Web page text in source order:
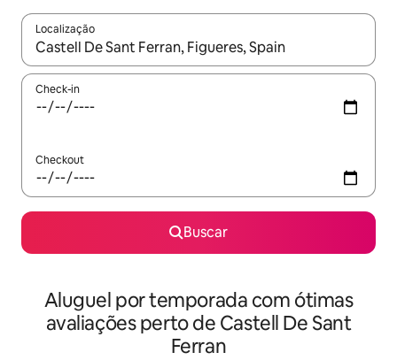
Localização
Quando os resultados estiverem disponíveis, explore-os
Check-in
Checkout
Buscar
Aluguel por temporada com ótimas
avaliações perto de Castell De Sant
Ferran